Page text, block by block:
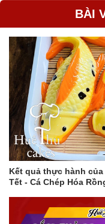
BÀI
Kết quả thực hành
Tết - Cá Chép Hóa